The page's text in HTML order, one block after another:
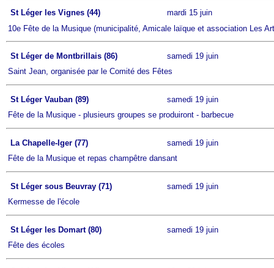
St Léger les Vignes (44)
mardi 15 juin
10e Fête de la Musique (municipalité, Amicale laïque et association Les
St Léger de Montbrillais (86)
samedi 19 juin
Saint Jean, organisée par le Comité des Fêtes
St Léger Vauban (89)
samedi 19 juin
Fête de la Musique - plusieurs groupes se produiront - barbecue
La Chapelle-Iger (77)
samedi 19 juin
Fête de la Musique et repas champêtre dansant
St Léger sous Beuvray (71)
samedi 19 juin
Kermesse de l'école
St Léger les Domart (80)
samedi 19 juin
Fête des écoles